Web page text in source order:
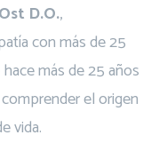
D.O.,
con más de 25
más de 25 años
el origen
vida.